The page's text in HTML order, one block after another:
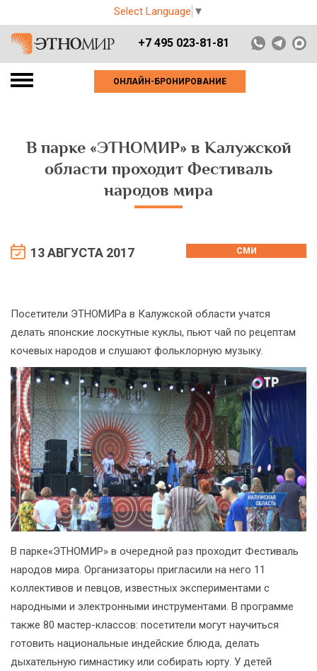
Select Language ▼
+7 495 023-81-81
ОНЛАЙН-БРОНИРОВАНИЕ
В парке «ЭТНОМИР» в Калужской
области проходит Фестиваль
народов мира
13 АВГУСТА 2017 СМИ
Посетители ЭТНОМИРа в Калужской области учатся
делать японские лоскутные куклы, пьют чай по рецептам
кочевых народов и слушают фольклорную музыку.
В парке«ЭТНОМИР» в очередной раз проходит Фестиваль
народов мира. Организаторы пригласили на него 11
коллективов и певцов, известных экспериментами с
народными и электронными инструментами. В программе
также 80 мастер-классов: посетители могут научиться
готовить национальные индейские блюда, делать
дыхательную гимнастику или собирать юрту. У детей